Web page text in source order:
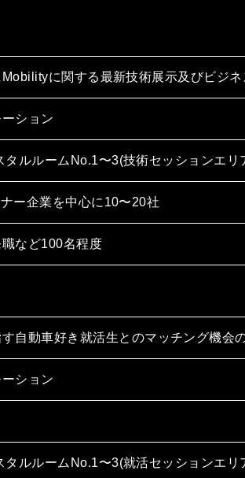
に関する最新技術展⽰及びビジ
ション
タルルームNo.1〜3(技術セッションエリ
ー企業を中⼼に10〜20社
など100名程度
⾃動⾞好き就活⽣とのマッチング機会
ション
タルルームNo.1〜3(就活セッションエリ